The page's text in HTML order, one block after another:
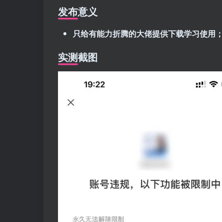
发布意义
只给有能力折腾的大佬提供下载学习使用
实测截图